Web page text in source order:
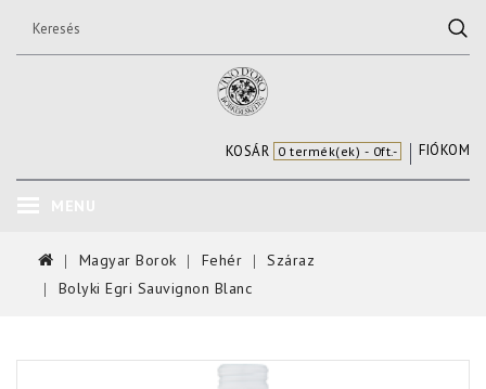
FIÓKOM
KOSÁR 0 termék(ek) - 0ft.-
Magyar Borok Fehér
Száraz
Bolyki Egri Sauvignon Blanc